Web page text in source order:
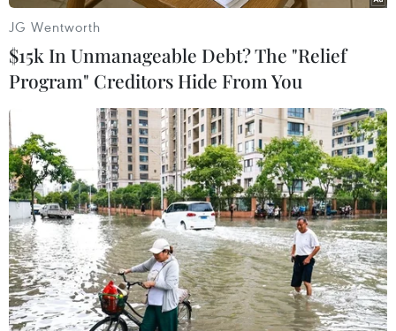
Tổng thống Venezuela Nicolas Maduro. (Ảnh: Getty
Images/TTXVN )
Ngày 30/7, Ngoại trưởng Venezuela Yvan Gil
thông báo nước này đã quyết định cắt đứt quan
hệ ngoại giao với Peru. Quyết định này được
JG Wentworth
$15k In Unmanageable Debt? The "Relief
Program" Creditors Hide From You